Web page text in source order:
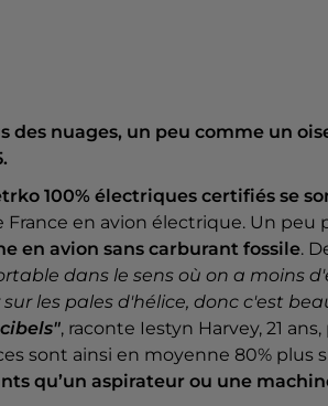
nuages, un peu comme un
100% électriques certifiés se
en avion électrique. Un peu
en avion sans carburant fossile.
dans le sens où on a moins
les pales d'hélice, donc c'est
, raconte Iestyn Harvey, 21
sont ainsi en moyenne 80% plus
qu’un aspirateur ou une